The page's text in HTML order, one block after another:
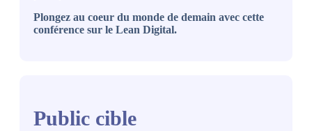
Plongez au coeur du monde de demain avec cette
conférence sur le Lean Digital.
Public cible